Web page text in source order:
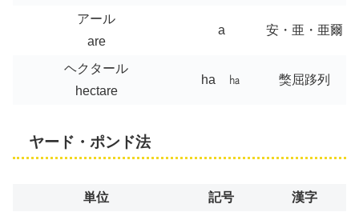
アール
are
a 安・亜・亜爾
ヘクタール
hectare
ha ㏊ 獘屈跢列
ヤード・ポンド法
単位 記号
漢字